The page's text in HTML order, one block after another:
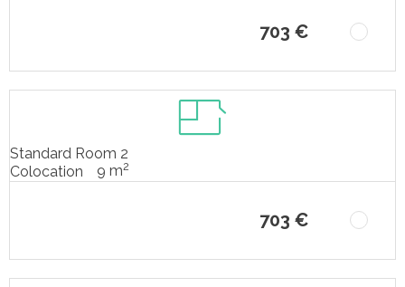
703 €
Standard Room 2
Colocation
9 m2
703 €